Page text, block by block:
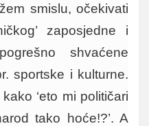
smislu, očekivati
zaposjedne i
shvaćene
sportske i kulturne.
‘eto mi političari
tako hoće!?’. A